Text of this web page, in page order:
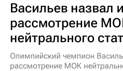
Васильев назвал
рассмотрение
нейтрального
Олимпийский чемпион
рассмотрение МОК